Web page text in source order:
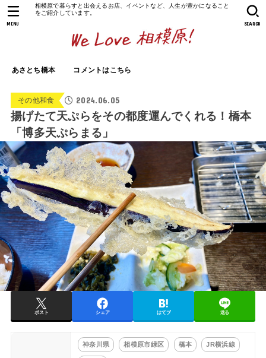
相模原で暮らすと出会えるお店、イベントなど、人生が豊かになること
をご紹介しています。
あさとち橋本 コメントはこちら
SEARCH
MENU
その他和食 2024.06.05
揚げたて天ぷらをその都度運んでくれる！橋本
「博多天ぷらまる」
ポスト シェア はてブ 送る
神奈川県 相模原市緑区 橋本 JR横浜線